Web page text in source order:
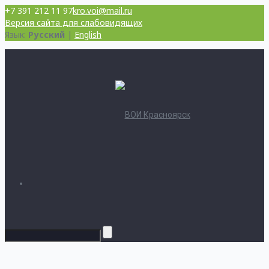
+7 391 212 11 97kro.voi@mail.ru
Версия сайта для слабовидящих
Язык: Русский | English